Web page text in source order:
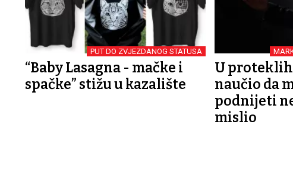
PUT DO ZVJEZDANOG STATUSA
“Baby Lasagna - mačke i
spačke” stižu u kazalište
U proteklih
naučio da
podnijeti
mislio